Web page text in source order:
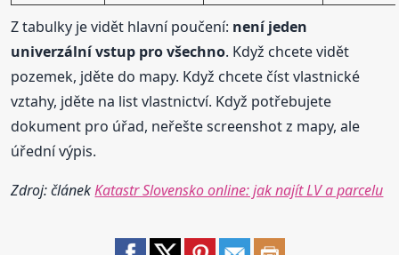
Z tabulky je vidět hlavní poučení: není jeden
univerzální vstup pro všechno. Když chcete vidět
pozemek, jděte do mapy. Když chcete číst vlastnické
vztahy, jděte na list vlastnictví. Když potřebujete
dokument pro úřad, neřešte screenshot z mapy, ale
úřední výpis.
Zdroj: článekKatastr Slovensko online: jak najít LV a parcelu